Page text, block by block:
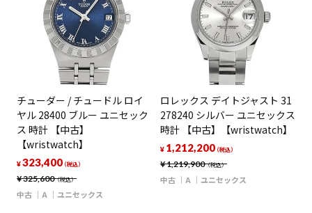
チューダー / チュードル ロイ
ヤル 28400 ブルー ユニセック
ス 時計 【中古】
【wristwatch】
¥325,600（税込）
¥323,400（税込）
中古 A ユニセックス
ロレックス デイトジャスト 31
278240 シルバー ユニセックス
時計 【中古】【wristwatch】
¥1,219,900（税込）
¥ 1,212,200（税込）
中古 A ユニセックス